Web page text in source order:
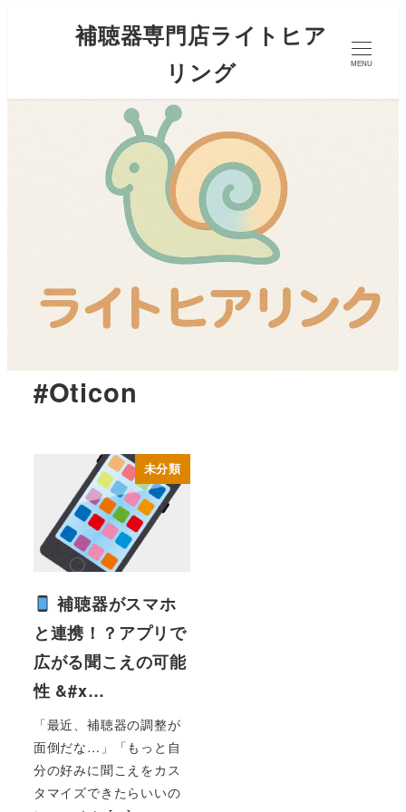
補聴器専門店ライトヒア
リング
MENU
#Oticon
未分類
補聴器がスマホ
と連携！？アプリで
広がる聞こえの可能
性 &#x…
「最近、補聴器の調整が
面倒だな…」「もっと自
分の好みに聞こえをカス
タマイズできたらいいの